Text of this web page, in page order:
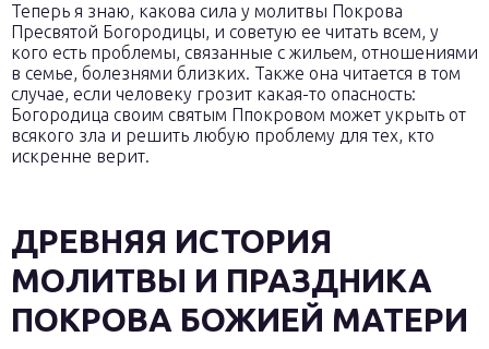
Теперь я знаю, какова сила у молитвы Покрова
Пресвятой Богородицы, и советую ее читать всем, у
кого есть проблемы, связанные с жильем, отношениями
в семье, болезнями близких. Также она читается в том
случае, если человеку грозит какая-то опасность:
Богородица своим святым Ппокровом может укрыть от
всякого зла и решить любую проблему для тех, кто
искренне верит.
ДРЕВНЯЯ ИСТОРИЯ
МОЛИТВЫ И ПРАЗДНИКА
ПОКРОВА БОЖИЕЙ МАТЕРИ